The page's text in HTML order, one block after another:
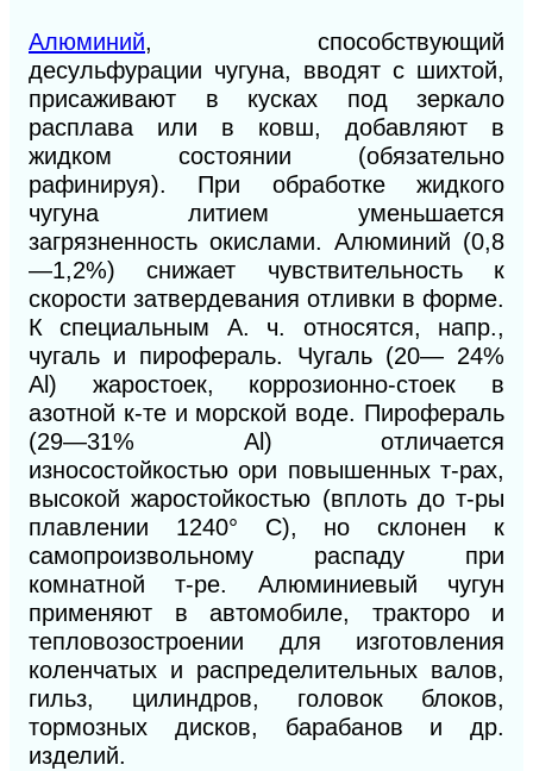
Алюминий, способствующий
десульфурации чугуна, вводят с шихтой,
присаживают в кусках под зеркало
расплава или в ковш, добавляют в
жидком состоянии (обязательно
рафинируя). При обработке жидкого
чугуна литием уменьшается
загрязненность окислами. Алюминий (0,8
—1,2%) снижает чувствительность к
скорости затвердевания отливки в форме.
К специальным А. ч. относятся, напр.,
чугаль и пирофераль. Чугаль (20— 24%
Al) жаростоек, коррозионно-стоек в
азотной к-те и морской воде. Пирофераль
(29—31% Аl) отличается
износостойкостью ори повышенных т-рах,
высокой жаростойкостью (вплоть до т-ры
плавлении 1240° С), но склонен к
самопроизвольному распаду при
комнатной т-ре. Алюминиевый чугун
применяют в автомобиле, тракторо и
тепловозостроении для изготовления
коленчатых и распределительных валов,
гильз, цилиндров, головок блоков,
тормозных дисков, барабанов и др.
изделий.